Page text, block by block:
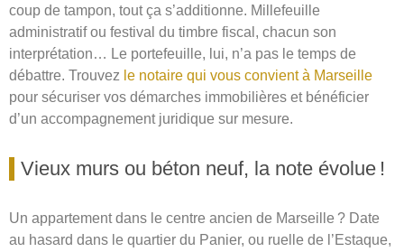
coup de tampon, tout ça s’additionne. Millefeuille
administratif ou festival du timbre fiscal, chacun son
interprétation… Le portefeuille, lui, n’a pas le temps de
débattre. Trouvez le notaire qui vous convient à Marseille
pour sécuriser vos démarches immobilières et bénéficier
d’un accompagnement juridique sur mesure.
Vieux murs ou béton neuf, la note évolue !
Un appartement dans le centre ancien de Marseille ? Date
au hasard dans le quartier du Panier, ou ruelle de l’Estaque,